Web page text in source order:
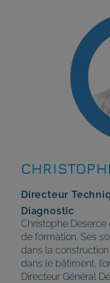
Directeur
Diagnostic
Christophe
de formation. Ses
dans la
dans le bâtiment,
Directeur Général